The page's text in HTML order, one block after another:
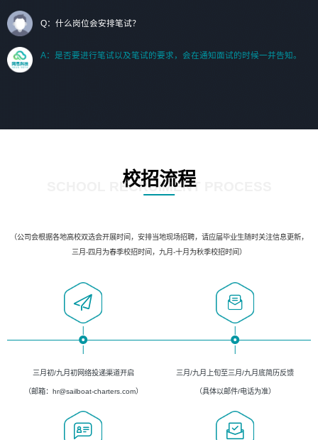
Q：什么岗位会安排笔试？
A：是否要进行笔试以及笔试的要求，会在通知面试的时候一并告知。
校招流程
SCHOOL RECRUIMENT PROCESS
（公司会根据各地高校双选会开展时间，安排当地现场招聘，请应届毕业生随时关注信息更新，
三月-四月为春季校招时间，九月-十月为秋季校招时间）
三月初/九月初网络投递渠道开启
（邮箱：hr@sailboat-charters.com）
三月/九月上旬至三月/九月底简历反馈
（具体以邮件/电话为准）